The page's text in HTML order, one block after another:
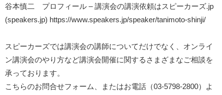
谷本慎二 プロフィール – 講演会の講演依頼はスピーカーズ.jp
(speakers.jp) https://www.speakers.jp/speaker/tanimoto-shinji/
スピーカーズでは講演会の講師についてだけでなく、オンライ
ン講演会のやり方など講演会開催に関するさまざまなご相談を
承っております。
こちらのお問合せフォーム、またはお電話（03-5798-2800）よ